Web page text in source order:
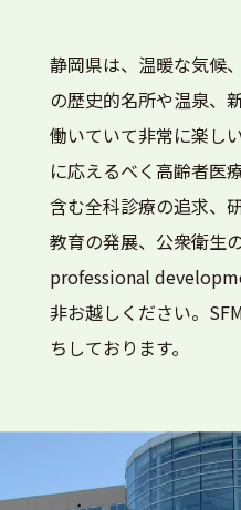
静岡県は、温暖な気候
の歴史的名所や温泉、
働いていて非常に楽し
に応えるべく高齢者医
含む全科診療の追求、
教育の発展、公衆衛生
professional
非お越しください。
ちしております。